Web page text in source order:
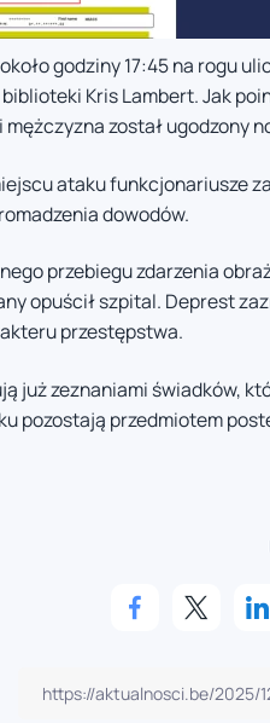
godziny 17:45 na rogu
Kris Lambert. Jak
został ugodzony
ataku funkcjonariusze
dowodów.
przebiegu zdarzenia
opuścił szpital. Deprest
przestępstwa.
już zeznaniami świadków,
pozostają przedmiotem